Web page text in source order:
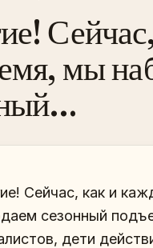
мы
Сейчас, как и
сезонный
дети